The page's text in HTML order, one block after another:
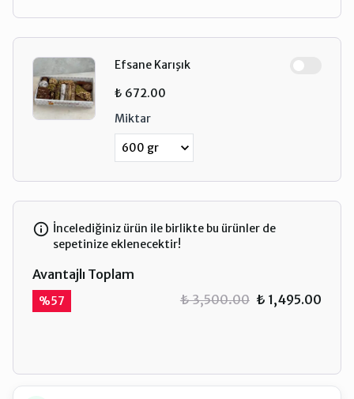
Efsane Karışık
₺ 672.00
Miktar
İncelediğiniz ürün ile birlikte bu ürünler de
sepetinize eklenecektir!
Avantajlı Toplam
%57 ₺ 3,500.00 ₺ 1,495.00